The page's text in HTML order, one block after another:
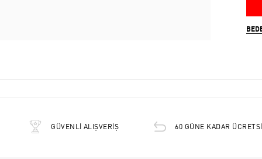
GÜVENLİ ALIŞVERİŞ 60 GÜNE KADAR